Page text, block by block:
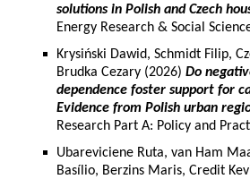
solutions in Polish and Czech
Energy Research & Social
Krysiński Dawid, Schmidt Filip,
Brudka Cezary (2026) Do
dependence foster support for
Evidence from Polish urban
Research Part A: Policy and
Ubareviciene Ruta, van Ham
Basílio, Berzins Maris, Credit